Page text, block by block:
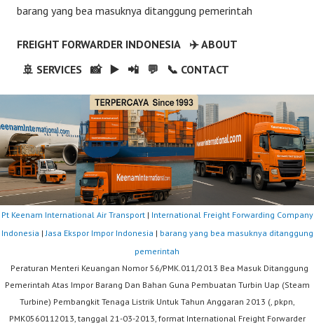
barang yang bea masuknya ditanggung pemerintah
FREIGHT FORWARDER INDONESIA
✈️ ABOUT
🚢 SERVICES
📸 ▶️ 📲 💬 📞 CONTACT
Pt Keenam International Air Transport| International Freight Forwarding Company
Indonesia | Jasa Ekspor Impor Indonesia | barang yang bea masuknya ditanggung
pemerintah
Peraturan Menteri Keuangan Nomor 56/PMK.011/2013 Bea Masuk Ditanggung
Pemerintah Atas Impor Barang Dan Bahan Guna Pembuatan Turbin Uap (Steam
Turbine) Pembangkit Tenaga Listrik Untuk Tahun Anggaran 2013 (, pkpn,
PMK0560112013, tanggal 21-03-2013, format International Freight Forwarder